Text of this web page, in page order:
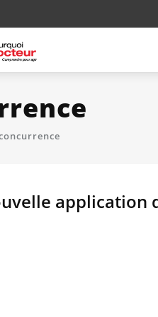
application